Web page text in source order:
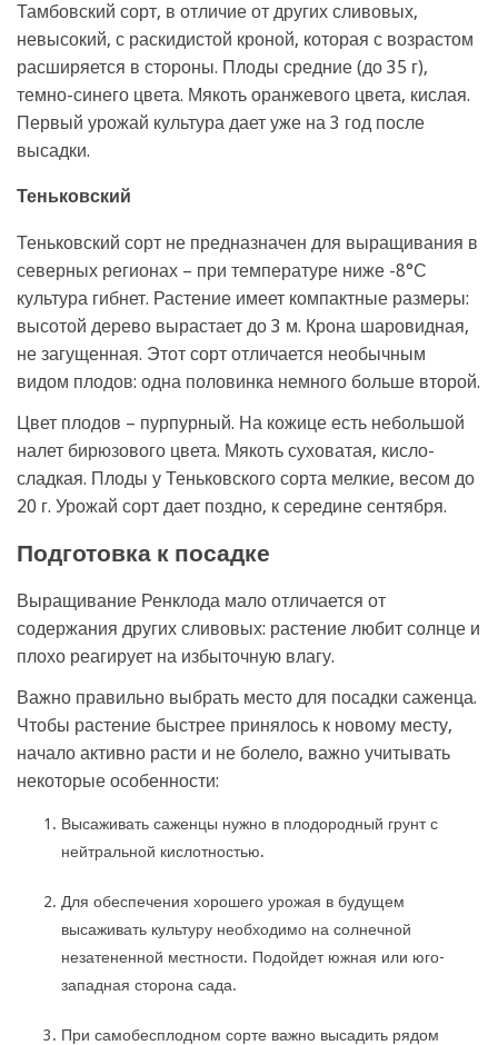
Тамбовский сорт, в отличие от других сливовых,
невысокий, с раскидистой кроной, которая с возрастом
расширяется в стороны. Плоды средние (до 35 г),
темно-синего цвета. Мякоть оранжевого цвета, кислая.
Первый урожай культура дает уже на 3 год после
высадки.
Теньковский
Теньковский сорт не предназначен для выращивания в
северных регионах – при температуре ниже -8°С
культура гибнет. Растение имеет компактные размеры:
высотой дерево вырастает до 3 м. Крона шаровидная,
не загущенная. Этот сорт отличается необычным
видом плодов: одна половинка немного больше второй.
Цвет плодов – пурпурный. На кожице есть небольшой
налет бирюзового цвета. Мякоть суховатая, кисло-
сладкая. Плоды у Теньковского сорта мелкие, весом до
20 г. Урожай сорт дает поздно, к середине сентября.
Подготовка к посадке
Выращивание Ренклода мало отличается от
содержания других сливовых: растение любит солнце и
плохо реагирует на избыточную влагу.
Важно правильно выбрать место для посадки саженца.
Чтобы растение быстрее принялось к новому месту,
начало активно расти и не болело, важно учитывать
некоторые особенности:
Высаживать саженцы нужно в плодородный грунт с
нейтральной кислотностью.
Для обеспечения хорошего урожая в будущем
высаживать культуру необходимо на солнечной
незатененной местности. Подойдет южная или юго-
западная сторона сада.
При самобесплодном сорте важно высадить рядом